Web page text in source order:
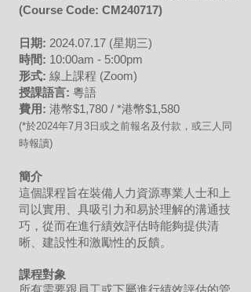
(Course Code: CM240717)
日期: 2024.07.17 (星期三)
時間: 10:00am - 5:00pm
形式: 線上課程 (Zoom)
授課語言: 粵語
費用: 港幣$1,780 / *港幣$1,580
(*於2024年7月3 日或之前報名及付款，或三人同
時報讀)
簡介
這個課程旨在裝備人力資源專業人士和上
司以實用、具吸引力和易於理解的溝通技
巧，從而在進行績效評估時能夠提供清
晰、建設性和激勵性的反饋。
課程對象
所有需要跟員工或下屬進行績效評估的管